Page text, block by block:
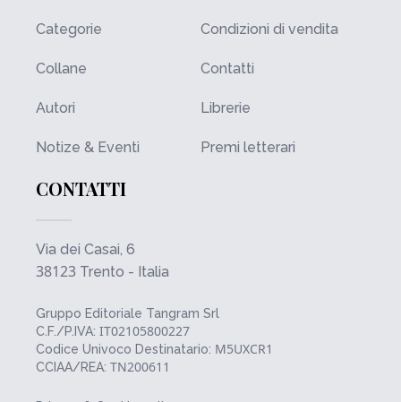
Categorie
Collane
Autori
Notize & Eventi
Condizioni di vendita
Contatti
Librerie
Premi letterari
CONTATTI
Via dei Casai, 6
38123 Trento - Italia
Gruppo Editoriale Tangram Srl
C.F./P.IVA: IT02105800227
Codice Univoco Destinatario: M5UXCR1
CCIAA/REA: TN200611